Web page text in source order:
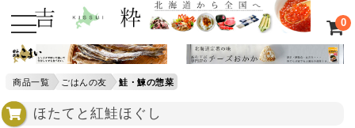
0
商品一覧 ごはんの友 鮭・鰊の惣菜
ほたてと紅鮭ほぐし